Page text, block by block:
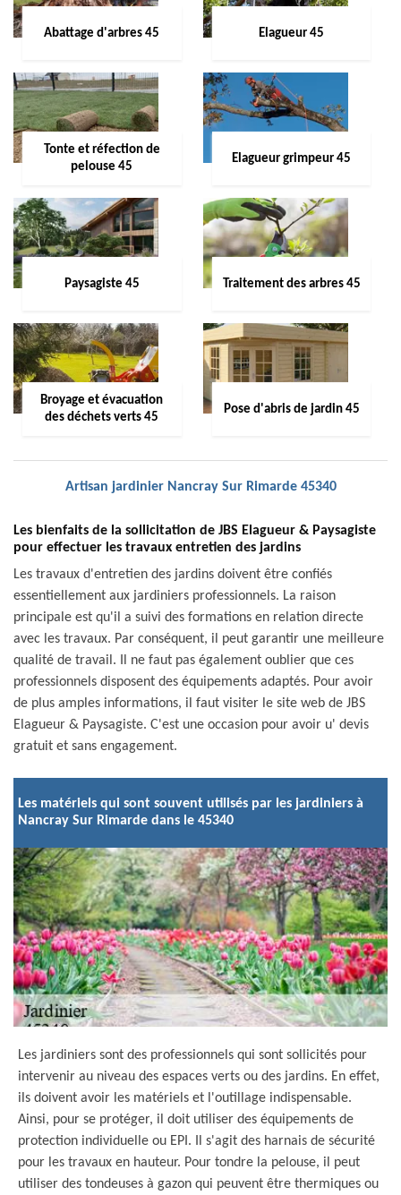
Abattage d'arbres 45 Elagueur 45
Tonte et réfection de
pelouse 45
Elagueur grimpeur 45
Paysagiste 45 Traitement des arbres 45
Broyage et évacuation
des déchets verts 45
Pose d'abris de jardin 45
Artisan jardinier Nancray Sur Rimarde 45340
Les bienfaits de la sollicitation de JBS Elagueur & Paysagiste
pour effectuer les travaux entretien des jardins
Les travaux d'entretien des jardins doivent être confiés
essentiellement aux jardiniers professionnels. La raison
principale est qu'il a suivi des formations en relation directe
avec les travaux. Par conséquent, il peut garantir une meilleure
qualité de travail. Il ne faut pas également oublier que ces
professionnels disposent des équipements adaptés. Pour avoir
de plus amples informations, il faut visiter le site web de JBS
Elagueur & Paysagiste. C'est une occasion pour avoir u' devis
gratuit et sans engagement.
Les matériels qui sont souvent utilisés par les jardiniers à
Nancray Sur Rimarde dans le 45340
Les jardiniers sont des professionnels qui sont sollicités pour
intervenir au niveau des espaces verts ou des jardins. En effet,
ils doivent avoir les matériels et l'outillage indispensable.
Ainsi, pour se protéger, il doit utiliser des équipements de
protection individuelle ou EPI. Il s'agit des harnais de sécurité
pour les travaux en hauteur. Pour tondre la pelouse, il peut
utiliser des tondeuses à gazon qui peuvent être thermiques ou